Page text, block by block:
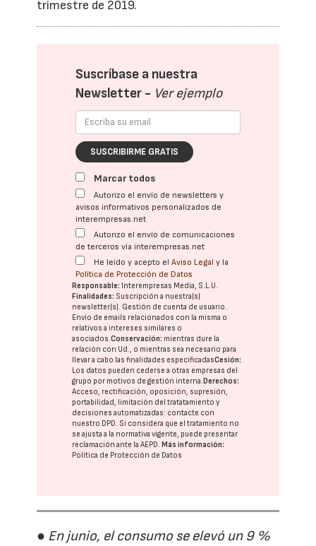
trimestre de 2019.
Suscríbase a nuestra
Newsletter - Ver ejemplo
SUSCRIBIRME GRATIS
Marcar todos
Autorizo el envío de newsletters y
avisos informativos personalizados de
interempresas.net
Autorizo el envío de comunicaciones
de terceros vía interempresas.net
He leído y acepto elAviso Legal y la
Política de Protección de Datos
Responsable: Interempresas Media, S.L.U.
Finalidades: Suscripción a nuestra(s)
newsletter(s). Gestión de cuenta de usuario.
Envío de emails relacionados con la misma o
relativos a intereses similares o
asociados.Conservación: mientras dure la
relación con Ud., o mientras sea necesario para
llevar a cabo las finalidades especificadasCesión:
Los datos pueden cederse a otras empresas del
grupo por motivos de gestión interna.Derechos:
Acceso, rectificación, oposición, supresión,
portabilidad, limitación del tratatamiento y
decisiones automatizadas: contacte con
nuestro DPD. Si considera que el tratamiento no
se ajusta a la normativa vigente, puede presentar
reclamación ante laAEPD.Más información:
Política de Protección de Datos
● En junio, el consumo se elevó un 9 %